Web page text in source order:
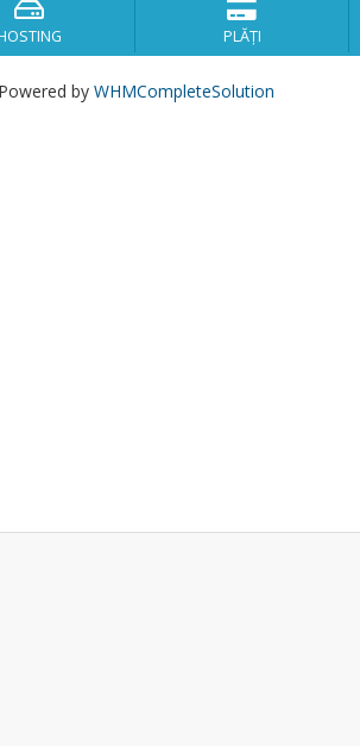
PLĂȚI
Powered by WHMCompleteSolution